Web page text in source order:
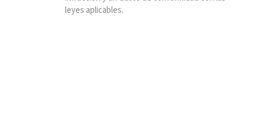
leyes aplicables.